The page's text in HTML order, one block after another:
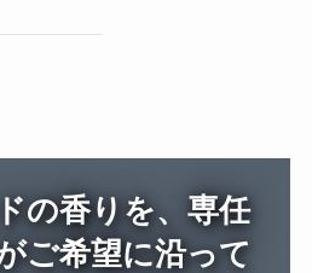
の香りを、専任
ご希望に沿って